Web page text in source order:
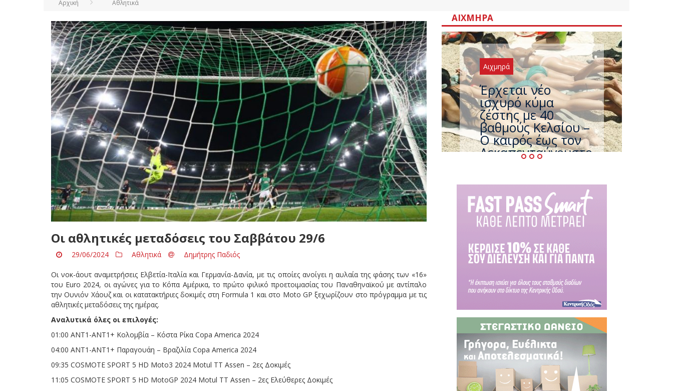
Αρχική Αθλητικά
Οι αθλητικές μεταδόσεις του Σαββάτου 29/6
29/06/2024 Αθλητικά Δημήτρης Παδιός
Οι νοκ-άουτ αναμετρήσεις Ελβετία-Ιταλία και Γερμανία-Δανία, με τις οποίες ανοίγει η αυλαία της φάσης των «16»
του Euro 2024, οι αγώνες για το Κόπα Αμέρικα, το πρώτο φιλικό προετοιμασίας του Παναθηναϊκού με αντίπαλο
την Ουνιόν Χάουζ και οι κατατακτήριες δοκιμές στη Formula 1 και στο Moto GP ξεχωρίζουν στο πρόγραμμα με τις
αθλητικές μεταδόσεις της ημέρας.
Αναλυτικά όλες οι επιλογές:
01:00 ΑΝΤ1-ΑΝΤ1+ Κολομβία – Κόστα Ρίκα Copa America 2024
04:00 ANT1-ΑΝΤ1+ Παραγουάη – Βραζιλία Copa America 2024
09:35 COSMOTE SPORT 5 HD Moto3 2024 Motul TT Assen – 2ες Δοκιμές
11:05 COSMOTE SPORT 5 HD MotoGP 2024 Motul TT Assen – 2ες Ελεύθερες Δοκιμές
ΑΙΧΜΗΡΆ
Αιχμηρά
Άφαντος ο
Τσίπρας… την ώρα
που η χώρα
καίγεται